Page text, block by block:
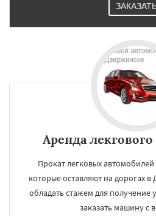
Аренда
Прокат легковых
которые оставляют на дорогах
обладать стажем для получение
заказать машину с